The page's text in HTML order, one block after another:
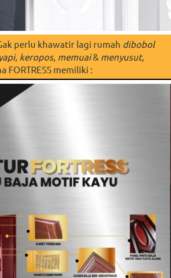
perlu khawatir lagi rumah dibobol
, keropos, memuai & menyusut,
FORTRESS memiliki :